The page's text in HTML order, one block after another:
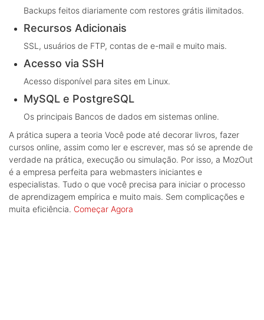
Backups feitos diariamente com restores grátis ilimitados.
Recursos Adicionais
SSL, usuários de FTP, contas de e-mail e muito mais.
Acesso via SSH
Acesso disponível para sites em Linux.
MySQL e PostgreSQL
Os principais Bancos de dados em sistemas online.
A prática supera a teoria Você pode até decorar livros, fazer
cursos online, assim como ler e escrever, mas só se aprende de
verdade na prática, execução ou simulação. Por isso, a MozOut
é a empresa perfeita para webmasters iniciantes e
especialistas. Tudo o que você precisa para iniciar o processo
de aprendizagem empírica e muito mais. Sem complicações e
muita eficiência. Começar Agora